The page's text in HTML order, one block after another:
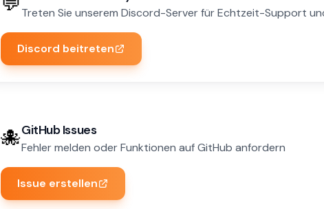
Treten Sie unserem Discord-Server für Echtzeit-Support
Discord beitreten
🐙GitHub Issues
Fehler melden oder Funktionen auf GitHub anfordern
Issue erstellen